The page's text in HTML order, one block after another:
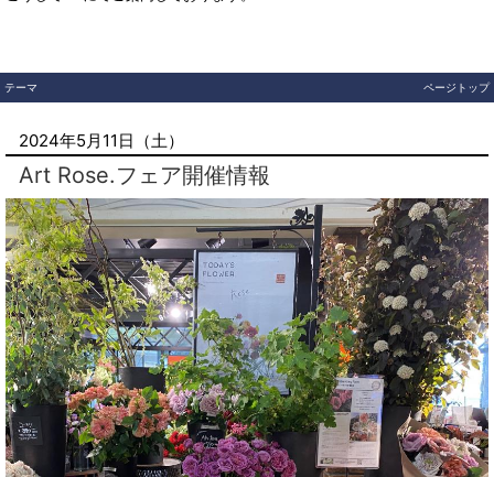
テーマ ページトップ
2024年5月11日（土）
Art Rose.フェア開催情報